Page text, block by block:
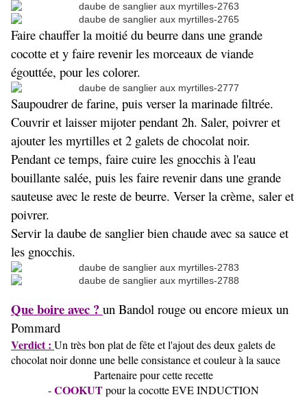
Faire chauffer la moitié du beurre dans une grande
cocotte et y faire revenir les morceaux de viande
égouttée, pour les colorer.
Saupoudrer de farine, puis verser la marinade filtrée.
Couvrir et laisser mijoter pendant 2h. Saler, poivrer et
ajouter les myrtilles et 2 galets de chocolat noir.
Pendant ce temps, faire cuire les gnocchis à l'eau
bouillante salée, puis les faire revenir dans une grande
sauteuse avec le reste de beurre. Verser la crème, saler et
poivrer.
Servir la daube de sanglier bien chaude avec sa sauce et
les gnocchis.
Que boire avec ? un Bandol rouge ou encore mieux un
Pommard
Verdict : Un très bon plat de fête et l'ajout des deux galets de
chocolat noir donne une belle consistance et couleur à la sauce
Partenaire pour cette recette
-COOKUTpour la cocotte EVE INDUCTION